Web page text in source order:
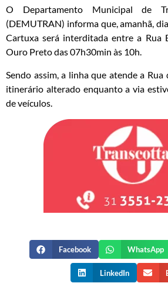
O Departamento Municipal de
(DEMUTRAN) informa que, amanhã,
Cartuxa será interditada entre a Rua
Ouro Preto das 07h30min às 10h.
Sendo assim, a linha que atende a
itinerário alterado enquanto a via
de veículos.
Facebook WhatsApp
LinkedIn